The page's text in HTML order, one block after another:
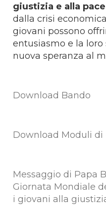
giustizia e alla pace
dalla crisi
giovani possono
entusiasmo e la
nuova speranza al
Download Bando
Download Moduli di
Messaggio di Papa
Giornata Mondiale
i giovani alla